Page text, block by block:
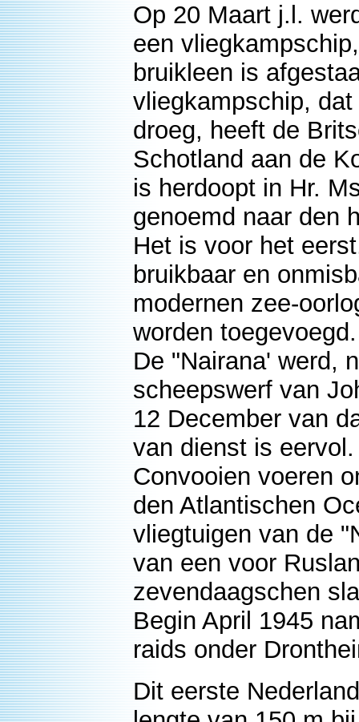
Op 20 Maart j.l.
een
bruikleen is
vliegkampschip,
droeg, heeft de
Schotland aan de
is herdoopt in Hr.
genoemd naar den
Het is voor het
bruikbaar en
modernen zee-
worden toegevoegd.
De "Nairana' werd,
scheepswerf van
12 December van
van dienst is eervol.
Convooien voeren
den Atlantischen
vliegtuigen van de
van een voor
zevendaagschen
Begin April 1945
raids onder
Dit eerste